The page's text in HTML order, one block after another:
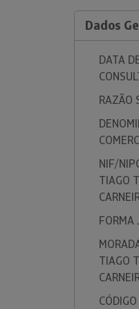
Dados
DATA
RAZÃO
NIF/
TIAGO
FORMA
TIAGO